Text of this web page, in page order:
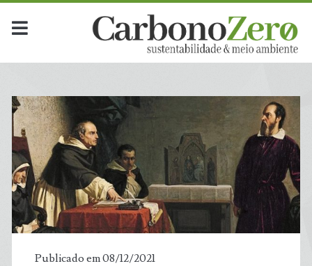
Publicado em 08/12/2021